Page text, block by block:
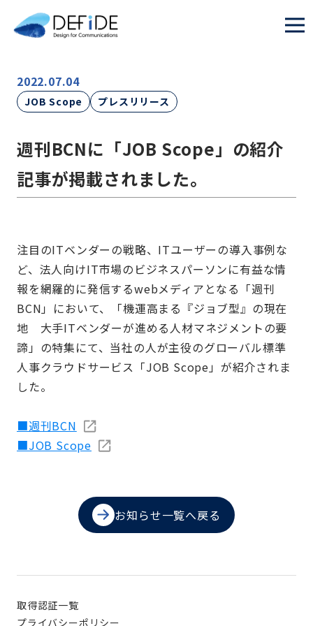
2022.07.04
JOB Scope プレスリリース
週刊BCNに「JOB Scope」の紹介
記事が掲載されました。
注目のITベンダーの戦略、ITユーザーの導入事例な
ど、法人向けIT市場のビジネスパーソンに有益な情
報を網羅的に発信するwebメディアとなる「週刊
BCN」において、「機運高まる『ジョブ型』の現在
地 大手ITベンダーが進める人材マネジメントの要
諦」の特集にて、当社の人が主役のグローバル標準
人事クラウドサービス「JOB Scope」が紹介されま
した。
■週刊BCN
■JOB Scope
お知らせ一覧へ戻る
取得認証一覧
プライバシーポリシー